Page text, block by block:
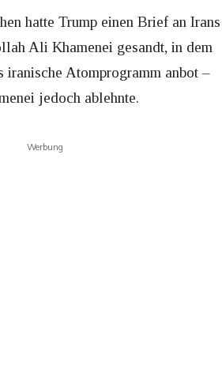
hatte Trump einen Brief an Irans
Ali Khamenei gesandt, in dem
iranische Atomprogramm anbot –
jedoch ablehnte.
Werbung